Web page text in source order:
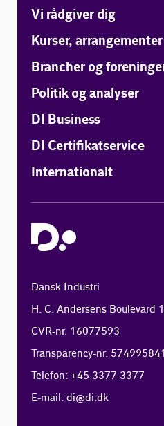
Vi rådgiver dig
Kurser,
Brancher og
Politik og analyser
DI Business
DI Certifikatservice
Internationalt
Dansk Industri
H. C. Andersens Boulevard
CVR-nr. 16077593
Transparency-nr.
Telefon: +45 3377 3377
E-mail:di@di.dk